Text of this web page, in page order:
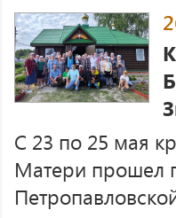
С 23 по 25 мая
Матери прошел